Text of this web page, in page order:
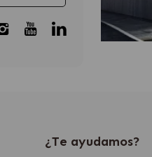
¿Te ayudamos?